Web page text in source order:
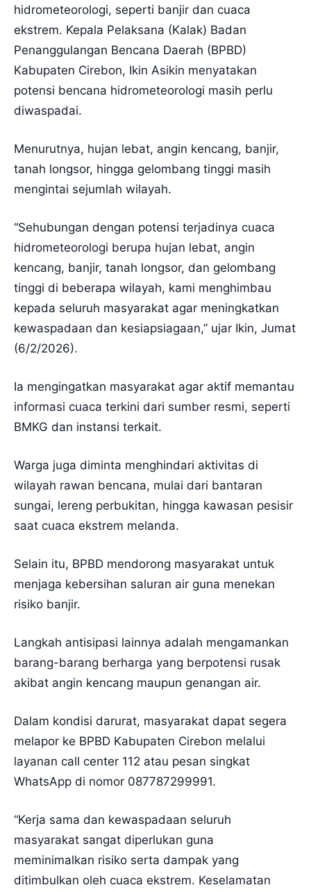
hidrometeorologi, seperti banjir dan cuaca
ekstrem. Kepala Pelaksana (Kalak) Badan
Penanggulangan Bencana Daerah (BPBD)
Kabupaten Cirebon, Ikin Asikin menyatakan
potensi bencana hidrometeorologi masih perlu
diwaspadai.
Menurutnya, hujan lebat, angin kencang, banjir,
tanah longsor, hingga gelombang tinggi masih
mengintai sejumlah wilayah.
“Sehubungan dengan potensi terjadinya cuaca
hidrometeorologi berupa hujan lebat, angin
kencang, banjir, tanah longsor, dan gelombang
tinggi di beberapa wilayah, kami menghimbau
kepada seluruh masyarakat agar meningkatkan
kewaspadaan dan kesiapsiagaan,” ujar Ikin, Jumat
(6/2/2026).
Ia mengingatkan masyarakat agar aktif memantau
informasi cuaca terkini dari sumber resmi, seperti
BMKG dan instansi terkait.
Warga juga diminta menghindari aktivitas di
wilayah rawan bencana, mulai dari bantaran
sungai, lereng perbukitan, hingga kawasan pesisir
saat cuaca ekstrem melanda.
Selain itu, BPBD mendorong masyarakat untuk
menjaga kebersihan saluran air guna menekan
risiko banjir.
Langkah antisipasi lainnya adalah mengamankan
barang-barang berharga yang berpotensi rusak
akibat angin kencang maupun genangan air.
Dalam kondisi darurat, masyarakat dapat segera
melapor ke BPBD Kabupaten Cirebon melalui
layanan call center 112 atau pesan singkat
WhatsApp di nomor 087787299991.
“Kerja sama dan kewaspadaan seluruh
masyarakat sangat diperlukan guna
meminimalkan risiko serta dampak yang
ditimbulkan oleh cuaca ekstrem. Keselamatan